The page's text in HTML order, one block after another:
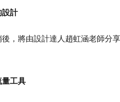
設計
，將由設計達人趙虹涵老師分
量工具